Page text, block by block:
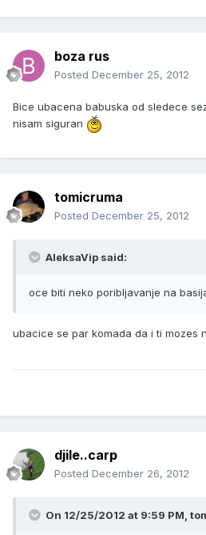
boza rus
Posted December 25, 2012
Bice ubacena babuska od sledece
nisam siguran
tomicruma
Posted December 25, 2012
AleksaVip said:
oce biti neko poribljavanje na
ubacice se par komada da i ti mozes
djile..carp
Posted December 26, 2012
On 12/25/2012 at 9:59 PM,